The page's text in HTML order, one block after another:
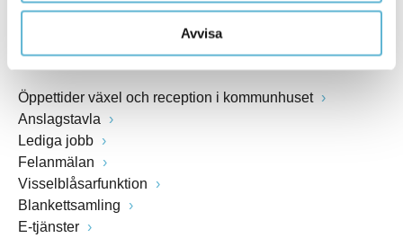
Avvisa
Öppettider växel och reception i kommunhuset
Anslagstavla
Lediga jobb
Felanmälan
Visselblåsarfunktion
Blankettsamling
E-tjänster